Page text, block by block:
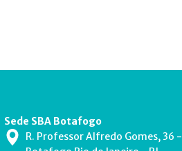
Sede SBA Botafogo
R. Professor Alfredo Gomes, 36 -